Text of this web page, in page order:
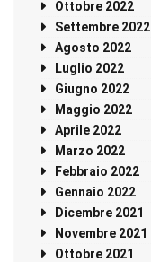
Ottobre 2022
Settembre 2022
Agosto 2022
Luglio 2022
Giugno 2022
Maggio 2022
Aprile 2022
Marzo 2022
Febbraio 2022
Gennaio 2022
Dicembre 2021
Novembre 2021
Ottobre 2021